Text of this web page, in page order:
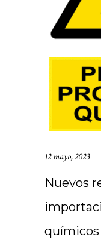
12 mayo, 2023
Nuevos